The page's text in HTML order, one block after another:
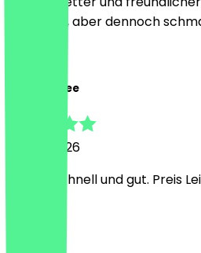
Fast Food, aber dennoch
Antonja-Fee
16 May 2026
Lecker, schnell und gut. Preis